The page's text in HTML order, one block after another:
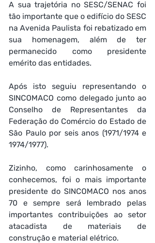
A sua trajetória no SESC/SENAC foi
tão importante que o edifício do SESC
na Avenida Paulista foi rebatizado em
sua homenagem, além de ter
permanecido como presidente
emérito das entidades.
Após isto seguiu representando o
SINCOMACO como delegado junto ao
Conselho de Representantes da
Federação do Comércio do Estado de
São Paulo por seis anos (1971/1974 e
1974/1977).
Zizinho, como carinhosamente o
conhecemos, foi o mais importante
presidente do SINCOMACO nos anos
70 e sempre será lembrado pelas
importantes contribuições ao setor
atacadista de materiais de
construção e material elétrico.